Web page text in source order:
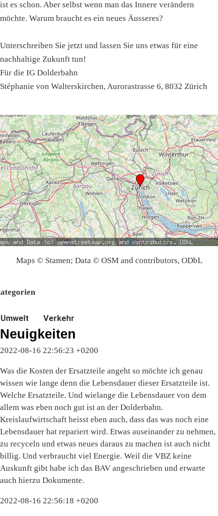
ist es schon. Aber selbst wenn man das Innere verändern
möchte. Warum braucht es ein neues Äusseres?
Unterschreiben Sie jetzt und lassen Sie uns etwas für eine
nachhaltige Zukunft tun!
Für die IG Dolderbahn
Stéphanie von Walterskirchen, Aurorastrasse 6, 8032 Zürich
Maps © Stamen; Data © OSM and contributors, ODbL
Umwelt Verkehr
Neuigkeiten
2022-08-16 22:56:23 +0200
Was die Kosten der Ersatzteile angeht so möchte ich genau
wissen wie lange denn die Lebensdauer dieser Ersatzteile ist.
Welche Ersatzteile. Und wielange die Lebensdauer von dem
allem was eben noch gut ist an der Dolderbahn.
Kreislaufwirtschaft heisst eben auch, dass das was noch eine
Lebensdauer hat repariert wird. Etwas auseinander zu nehmen,
zu recyceln und etwas neues daraus zu machen ist auch nicht
billig. Und verbraucht viel Energie. Weil die VBZ keine
Auskunft gibt habe ich das BAV angeschrieben und erwarte
auch hierzu Dokumente.
2022-08-16 22:56:18 +0200